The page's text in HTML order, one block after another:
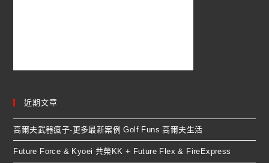
近期文章
高爾夫武器瘋子-更多最新案例 Golf Funs 高爾夫生活
Future Force & Kyoei 共榮KK + Future Flex & FireExpress